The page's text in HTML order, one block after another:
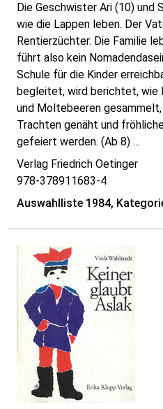
Die Geschwister Ari (10) und
wie die Lappen leben. Der
Rentierzüchter. Die Familie
führt also kein
Schule für die Kinder
begleitet, wird berichtet, wie
und Moltebeeren
Trachten genäht und
gefeiert werden. (Ab 8) ...
Verlag Friedrich Oetinger
978-378911683-4
Auswahlliste 1984,